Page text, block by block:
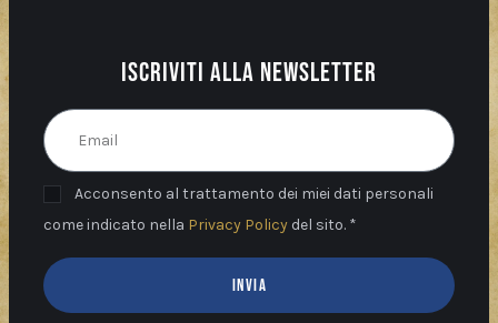
Iscriviti alla newsletter
Acconsento al trattamento dei miei dati personali
come indicato nella Privacy Policydel sito. *
INVIA